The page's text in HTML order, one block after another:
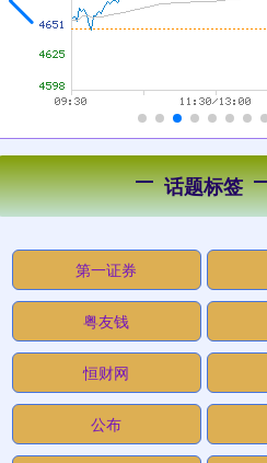
话题标签
第一证券
粤友钱
恒财网
公布